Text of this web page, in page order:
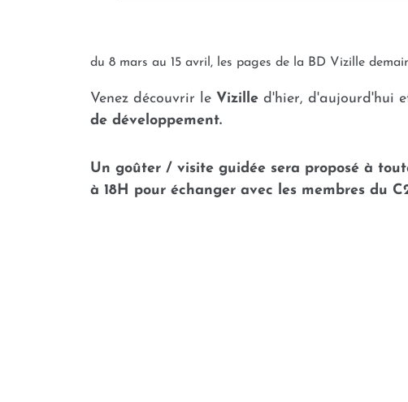
du 8 mars au 15 avril, les pages de la BD Vizille
Venez découvrir le Vizilled'hier, d'aujourd'hui
de développement.
Un goûter / visite guidée sera proposé à
à 18H pour échanger avec les membres du